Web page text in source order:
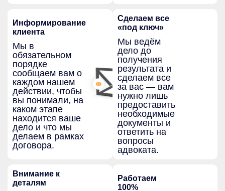
Информирование
клиента
Мы в
обязательном
порядке
сообщаем вам о
каждом нашем
действии, чтобы
вы понимали, на
каком этапе
находится ваше
дело и что мы
делаем в рамках
договора.
Сделаем все
«под ключ»
Мы ведём
дело до
получения
результата и
сделаем все
за вас — вам
нужно лишь
предоставить
необходимые
документы и
ответить на
вопросы
адвоката.
Внимание к
деталям
Работаем
100%